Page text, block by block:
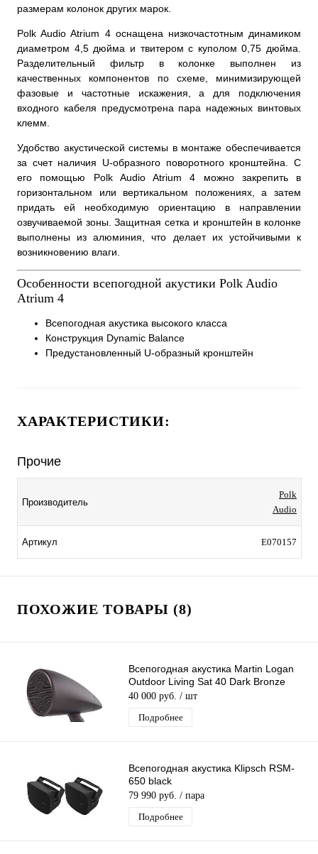
размерам колонок других марок.
Polk Audio Atrium 4 оснащена низкочастотным динамиком
диаметром 4,5 дюйма и твитером с куполом 0,75 дюйма.
Разделительный фильтр в колонке выполнен из
качественных компонентов по схеме, минимизирующей
фазовые и частотные искажения, а для подключения
входного кабеля предусмотрена пара надежных винтовых
клемм.
Удобство акустической системы в монтаже обеспечивается
за счет наличия U-образного поворотного кронштейна. С
его помощью Polk Audio Atrium 4 можно закрепить в
горизонтальном или вертикальном положениях, а затем
придать ей необходимую ориентацию в направлении
озвучиваемой зоны. Защитная сетка и кронштейн в колонке
выполнены из алюминия, что делает их устойчивыми к
возникновению влаги.
Особенности всепогодной акустики Polk Audio
Atrium 4
Всепогодная акустика высокого класса
Конструкция Dynamic Balance
Предустановленный U-образный кронштейн
ХАРАКТЕРИСТИКИ:
Прочие
Производитель
Polk
Audio
Артикул E070157
ПОХОЖИЕ ТОВАРЫ (8)
Всепогодная акустика Martin Logan
Outdoor Living Sat 40 Dark Bronze
40 000 руб. / шт
Подробнее
Всепогодная акустика Klipsch RSM-
650 black
79 990 руб. / пара
Подробнее